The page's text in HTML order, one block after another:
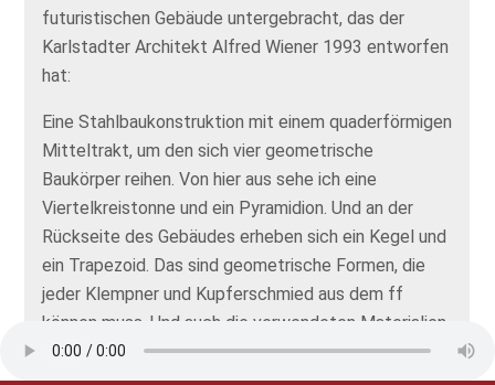
futuristischen Gebäude untergebracht, das der
Karlstadter Architekt Alfred Wiener 1993 entworfen
hat:
Eine Stahlbaukonstruktion mit einem quaderförmigen
Mitteltrakt, um den sich vier geometrische
Baukörper reihen. Von hier aus sehe ich eine
Viertelkreistonne und ein Pyramidion. Und an der
Rückseite des Gebäudes erheben sich ein Kegel und
ein Trapezoid. Das sind geometrische Formen, die
jeder Klempner und Kupferschmied aus dem ff
können muss. Und auch die verwendeten Materialien
lassen auf echte Handwerkskunst schließen: Die vier
Bauteile sind mit patiniertem Kupfer,